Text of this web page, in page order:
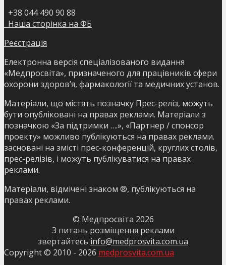
+38 044 490 90 88
Наша сторінка на ФБ
Реєстрація
Електронна версія спеціалізованого видання
«Медпросвіта», призначеного для працівників сфери
охорони здоров’я, фармакології та медичних установ.
Матеріали, що містять позначку Прес-реліз, можуть
бути опубліковані на правах реклами. Матеріали з
позначкою «За підтримки ….», «Партнер / спонсор
проекту» можливо публікуються на правах реклами.
засновані на змісті прес-конференцій, круглих столів,
прес-релізів, і можуть публікуватися на правах
реклами.
Матеріали, відмічені знаком ®, публікуються на
правах реклами.
© Медпросвіта 2026
З питань розміщення реклами
звертайтесь info@medprosvita.com.ua
Copyright © 2010 - 2026 medprosvita.com.ua